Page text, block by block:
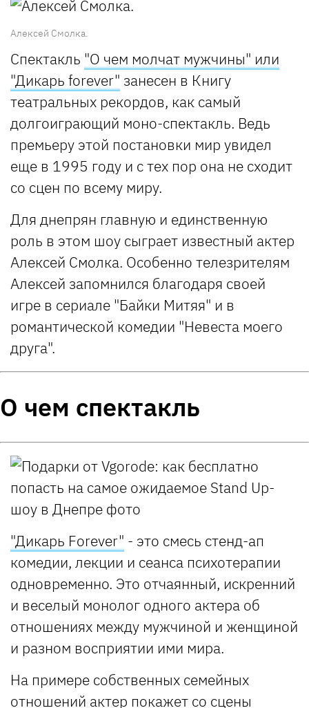
Алексей Смолка.
Спектакль "О чем молчат мужчины" или
"Дикарь forever" занесен в Книгу
театральных рекордов, как самый
долгоиграющий моно-спектакль. Ведь
премьеру этой постановки мир увидел
еще в 1995 году и с тех пор она не сходит
со сцен по всему миру.
Для днепрян главную и единственную
роль в этом шоу сыграет известный актер
Алексей Смолка. Особенно телезрителям
Алексей запомнился благодаря своей
игре в сериале "Байки Митяя" и в
романтической комедии "Невеста моего
друга".
О чем спектакль
"Дикарь Forever" - это смесь стенд-ап
комедии, лекции и сеанса психотерапии
одновременно. Это отчаянный, искренний
и веселый монолог одного актера об
отношениях между мужчиной и женщиной
и разном восприятии ими мира.
На примере собственных семейных
отношений актер покажет со сцены